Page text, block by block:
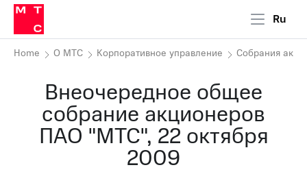
Ru
Home О МТС Корпоративное управление Собрания
Внеочередное общее
собрание акционеров
ПАО "МТС", 22 октября
2009